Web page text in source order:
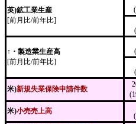
英)鉱工業生産
[前月比/前年比]
↑・製造業生産高
[前月比/前年比]
米)新規失業保険申請件数
米)小売売上高